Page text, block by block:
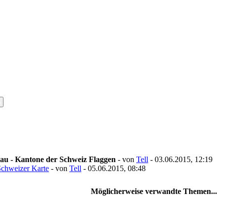
- Kantone der Schweiz Flaggen - von Tell - 03.06.2015, 12:19
Karte - von Tell - 05.06.2015, 08:48
Möglicherweise verwandte Themen...